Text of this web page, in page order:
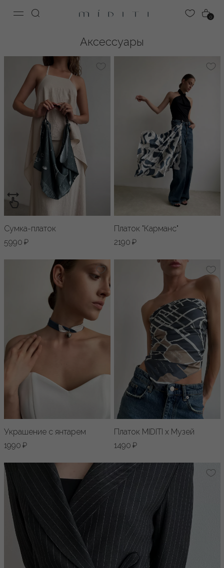
0
Аксессуары
Сумка-платок
5990 ₽
Платок "Карманс"
2190 ₽
Украшение с янтарем
1990 ₽
Платок MIDITI х Музей
1490 ₽